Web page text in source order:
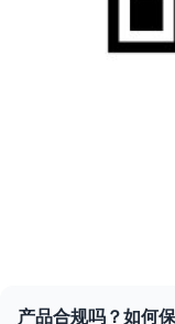
产品合规吗？如何